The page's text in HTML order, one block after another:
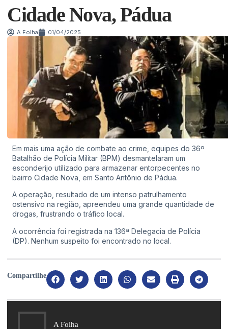
Cidade Nova, Pádua
A Folha 01/04/2025
Em mais uma ação de combate ao crime, equipes do 36º
Batalhão de Polícia Militar (BPM) desmantelaram um
esconderijo utilizado para armazenar entorpecentes no
bairro Cidade Nova, em Santo Antônio de Pádua.
A operação, resultado de um intenso patrulhamento
ostensivo na região, apreendeu uma grande quantidade de
drogas, frustrando o tráfico local.
A ocorrência foi registrada na 136ª Delegacia de Polícia
(DP). Nenhum suspeito foi encontrado no local.
Compartilhe
A Folha